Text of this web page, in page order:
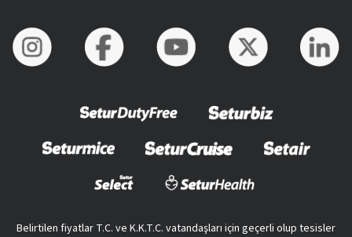
Belirtilen fiyatlar T.C. ve K.K.T.C. vatandaşları için geçerli olup tesisler